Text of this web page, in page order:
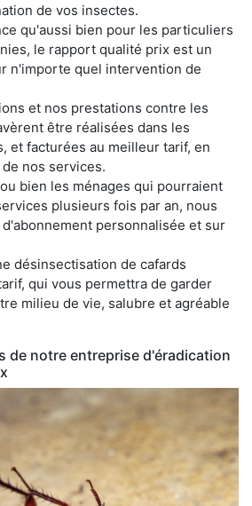
de vos insectes.
qu'aussi bien pour les particuliers
le rapport qualité prix est un
n'importe quel intervention de
et nos prestations contre les
être réalisées dans les
et facturées au meilleur tarif, en
nos services.
bien les ménages qui pourraient
plusieurs fois par an, nous
personnalisée et sur
désinsectisation de cafards
qui vous permettra de garder
milieu de vie, salubre et agréable
de notre entreprise d'éradication